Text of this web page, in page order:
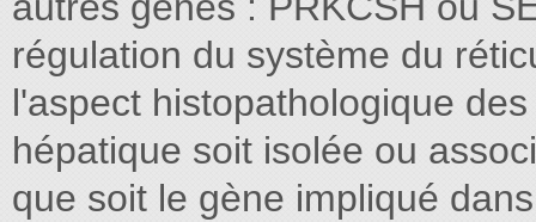
régulation du système du
l'aspect histopathologique
hépatique soit isolée ou
que soit le gène impliqué